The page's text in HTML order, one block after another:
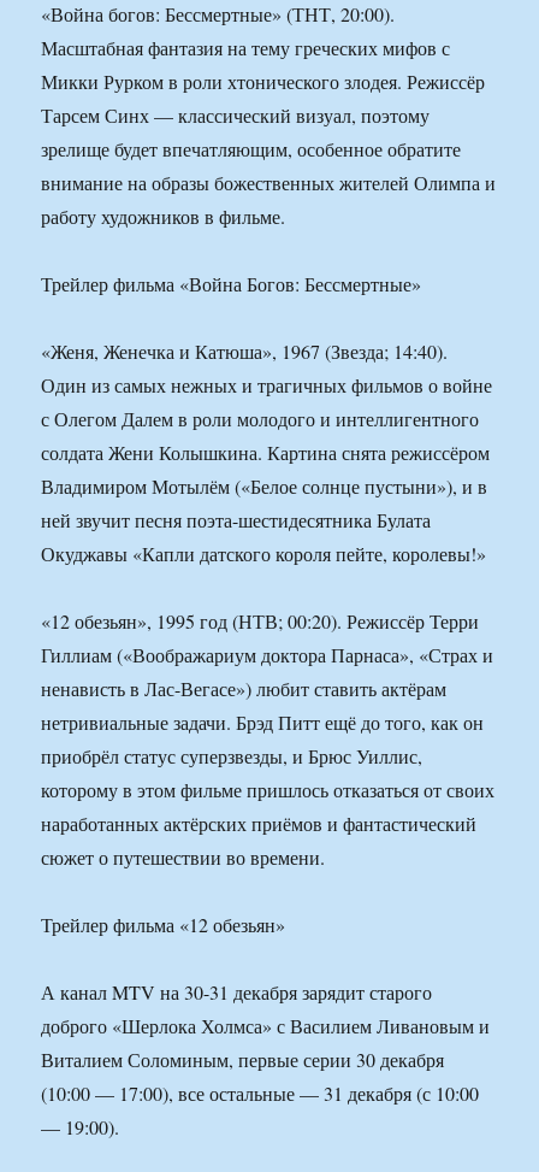
«Война богов: Бессмертные» (ТНТ, 20:00).
Масштабная фантазия на тему греческих мифов с
Микки Рурком в роли хтонического злодея. Режиссёр
Тарсем Синх — классический визуал, поэтому
зрелище будет впечатляющим, особенное обратите
внимание на образы божественных жителей Олимпа и
работу художников в фильме.
Трейлер фильма «Война Богов: Бессмертные»
«Женя, Женечка и Катюша», 1967 (Звезда; 14:40).
Один из самых нежных и трагичных фильмов о войне
с Олегом Далем в роли молодого и интеллигентного
солдата Жени Колышкина. Картина снята режиссёром
Владимиром Мотылём («Белое солнце пустыни»), и в
ней звучит песня поэта-шестидесятника Булата
Окуджавы «Капли датского короля пейте, королевы!»
«12 обезьян», 1995 год (НТВ; 00:20). Режиссёр Терри
Гиллиам («Воображариум доктора Парнаса», «Страх и
ненависть в Лас-Вегасе») любит ставить актёрам
нетривиальные задачи. Брэд Питт ещё до того, как он
приобрёл статус суперзвезды, и Брюс Уиллис,
которому в этом фильме пришлось отказаться от своих
наработанных актёрских приёмов и фантастический
сюжет о путешествии во времени.
Трейлер фильма «12 обезьян»
А канал MTV на 30-31 декабря зарядит старого
доброго «Шерлока Холмса» с Василием Ливановым и
Виталием Соломиным, первые серии 30 декабря
(10:00 — 17:00), все остальные — 31 декабря (с 10:00
— 19:00).